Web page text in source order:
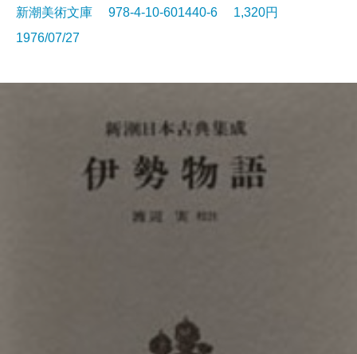
新潮美術文庫 978-4-10-601440-6 1,320円
1976/07/27